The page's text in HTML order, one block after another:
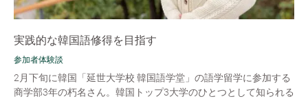
実践的な韓国語修得を目指す
参加者体験談
2月下旬に韓国「延世大学校 韓国語学堂」の語学留学に参加する
商学部3年の朽名さん。韓国トップ3大学のひとつとして知られる